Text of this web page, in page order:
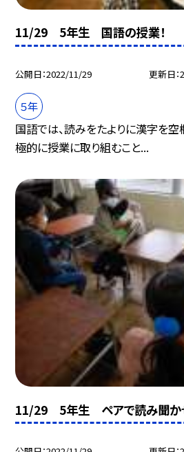
11/29 5年生 国語の授業！
公開日 2022/11/29 更新日
５年
国語では、読みをたよりに漢字を空
極的に授業に取り組むこと...
11/29 5年生 ペアで読み聞か